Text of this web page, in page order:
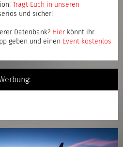
Tragt Euch in unseren
und sicher!
Datenbank? Hier könnt ihr
geben und einen Event kostenlos